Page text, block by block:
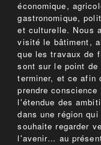
économique,
gastronomique,
et culturelle. Nous
visité le bâtiment,
que les travaux de
sont sur le point de
terminer, et ce afin
prendre conscience
l'étendue des
dans une région qui
souhaite regarder
l'avenir… au